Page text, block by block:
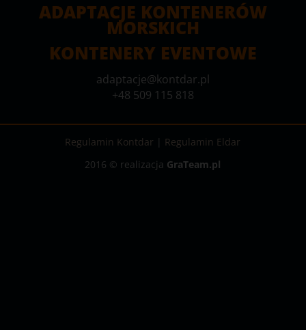
ADAPTACJE KONTENERÓW
MORSKICH
KONTENERY EVENTOWE
adaptacje@kontdar.pl
+48 509 115 818
Regulamin Kontdar | Regulamin Eldar
2016 © realizacja GraTeam.pl